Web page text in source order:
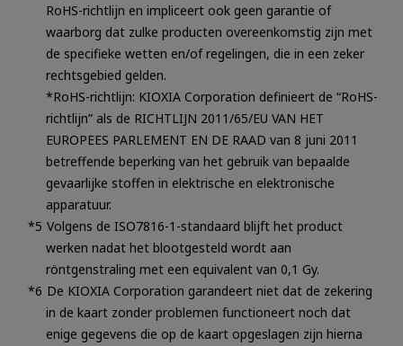
RoHS-richtlijn en impliceert ook geen garantie of
waarborg dat zulke producten overeenkomstig zijn met
de specifieke wetten en/of regelingen, die in een zeker
rechtsgebied gelden.
*RoHS-richtlijn: KIOXIA Corporation definieert de “RoHS-
richtlijn” als de RICHTLIJN 2011/65/EU VAN HET
EUROPEES PARLEMENT EN DE RAAD van 8 juni 2011
betreffende beperking van het gebruik van bepaalde
gevaarlijke stoffen in elektrische en elektronische
apparatuur.
Volgens de ISO7816-1-standaard blijft het product
werken nadat het blootgesteld wordt aan
röntgenstraling met een equivalent van 0,1 Gy.
De KIOXIA Corporation garandeert niet dat de zekering
in de kaart zonder problemen functioneert noch dat
enige gegevens die op de kaart opgeslagen zijn hierna